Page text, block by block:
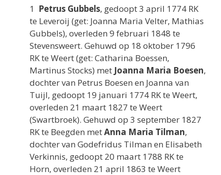
1 Petrus Gubbels, gedoopt 3 april 1774 RK
te Leveroij (get: Joanna Maria Velter, Mathias
Gubbels), overleden 9 februari 1848 te
Stevensweert. Gehuwd op 18 oktober 1796
RK te Weert (get: Catharina Boessen,
Martinus Stocks) met Joanna Maria Boesen,
dochter van Petrus Boesen en Joanna van
Tuijl, gedoopt 19 januari 1774 RK te Weert,
overleden 21 maart 1827 te Weert
(Swartbroek). Gehuwd op 3 september 1827
RK te Beegden metAnna Maria Tilman,
dochter van Godefridus Tilman en Elisabeth
Verkinnis, gedoopt 20 maart 1788 RK te
Horn, overleden 21 april 1863 te Weert